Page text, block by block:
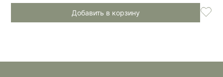
Добавить в корзину